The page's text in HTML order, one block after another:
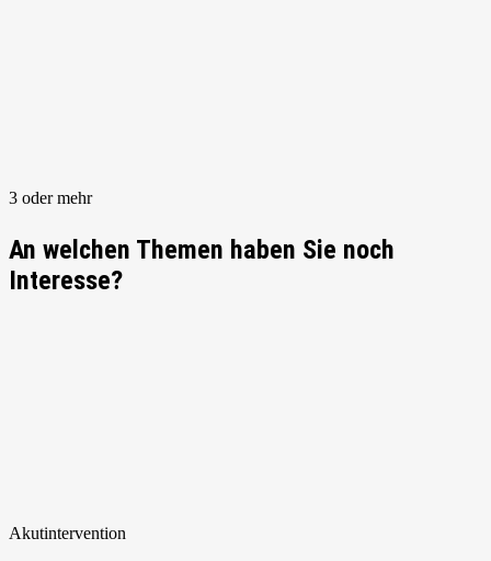
3 oder mehr
An welchen Themen haben Sie noch
Interesse?
Akutintervention